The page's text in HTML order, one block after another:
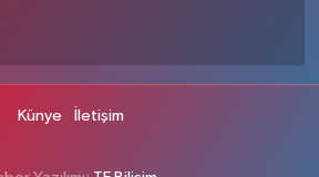
Künye İletişim